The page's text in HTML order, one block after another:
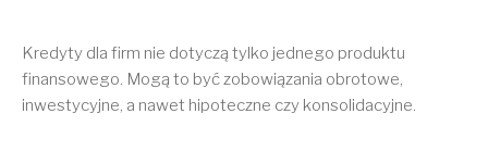
Kredyty dla firm nie dotyczą tylko jednego produktu
finansowego. Mogą to być zobowiązania obrotowe,
inwestycyjne, a nawet hipoteczne czy konsolidacyjne.